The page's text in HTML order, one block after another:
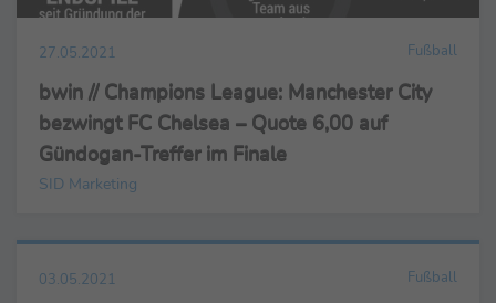
27.05.2021 Fußball
bwin // Champions League: Manchester City
bezwingt FC Chelsea – Quote 6,00 auf
Gündogan-Treffer im Finale
SID Marketing
03.05.2021 Fußball